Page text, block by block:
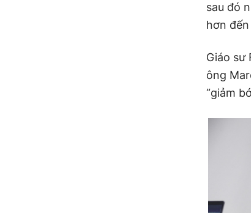
sau đó
hơn
Giáo sư
ông
“giảm